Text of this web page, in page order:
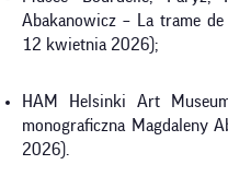
Abakanowicz – La trame de
12 kwietnia 2026);
HAM Helsinki Art
monograficzna Magdaleny
2026).